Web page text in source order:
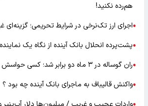
هم‌رده نکنید!
●اجرای ارز تک‌نرخی در شرایط تحریمی؛ گزینه‌ای
●پشت‌پرده انحلال بانک آینده از نگاه یک
●ران گوساله در ۳ ماه دو برابر شد؛ کسی حواسش هست؟
●واکنش قالیباف به ماجرای بانک آینده چه بود ؟
●